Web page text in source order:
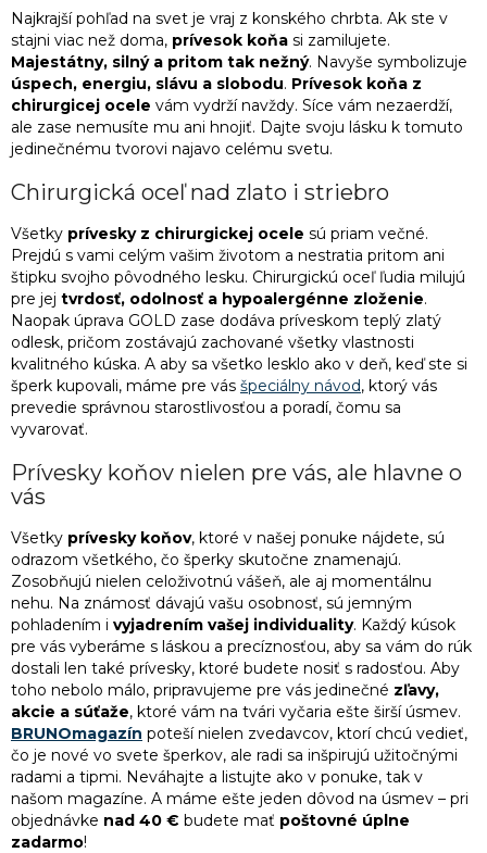
pes 4
puma 1
rak 1
ryba 1
slon
sob 4
škorpión 2
vážka 3
vlk 1
želva 1
d
a
c
i
e
p
r
v
k
y
v
ý
p
i
s
u
Najkrajší pohľad na svet je vraj z konského chrbta. Ak ste v
stajni viac než doma, prívesok koňa si zamilujete.
Majestátny, silný a pritom tak nežný. Navyše symbolizuje
úspech, energiu, slávu a slobodu. Prívesok koňa z
chirurgicej ocele vám vydrží navždy. Síce vám nezaerdží,
ale zase nemusíte mu ani hnojiť. Dajte svoju lásku k tomuto
jedinečnému tvorovi najavo celému svetu.
Chirurgická oceľ nad zlato i striebro
Všetky prívesky z chirurgickej ocele sú priam večné.
Prejdú s vami celým vašim životom a nestratia pritom ani
štipku svojho pôvodného lesku. Chirurgickú oceľ ľudia milujú
pre jej tvrdosť, odolnosť a hypoalergénne zloženie.
Naopak úprava GOLD zase dodáva príveskom teplý zlatý
odlesk, pričom zostávajú zachované všetky vlastnosti
kvalitného kúska. A aby sa všetko lesklo ako v deň, keď ste si
šperk kupovali, máme pre vás špeciálny návod, ktorý vás
prevedie správnou starostlivosťou a poradí, čomu sa
vyvarovať.
Prívesky koňov nielen pre vás, ale hlavne o
vás
Všetky prívesky koňov, ktoré v našej ponuke nájdete, sú
odrazom všetkého, čo šperky skutočne znamenajú.
Zosobňujú nielen celoživotnú vášeň, ale aj momentálnu
nehu. Na známosť dávajú vašu osobnosť, sú jemným
pohladením i vyjadrením vašej individuality. Každý kúsok
pre vás vyberáme s láskou a precíznosťou, aby sa vám do rúk
dostali len také prívesky, ktoré budete nosiť s radosťou. Aby
toho nebolo málo, pripravujeme pre vás jedinečné zľavy,
akcie a súťaže, ktoré vám na tvári vyčaria ešte širší úsmev.
BRUNOmagazín poteší nielen zvedavcov, ktorí chcú vedieť,
čo je nové vo svete šperkov, ale radi sa inšpirujú užitočnými
radami a tipmi. Neváhajte a listujte ako v ponuke, tak v
našom magazíne. A máme ešte jeden dôvod na úsmev – pri
objednávke nad 40 € budete mať poštovné úplne
zadarmo!